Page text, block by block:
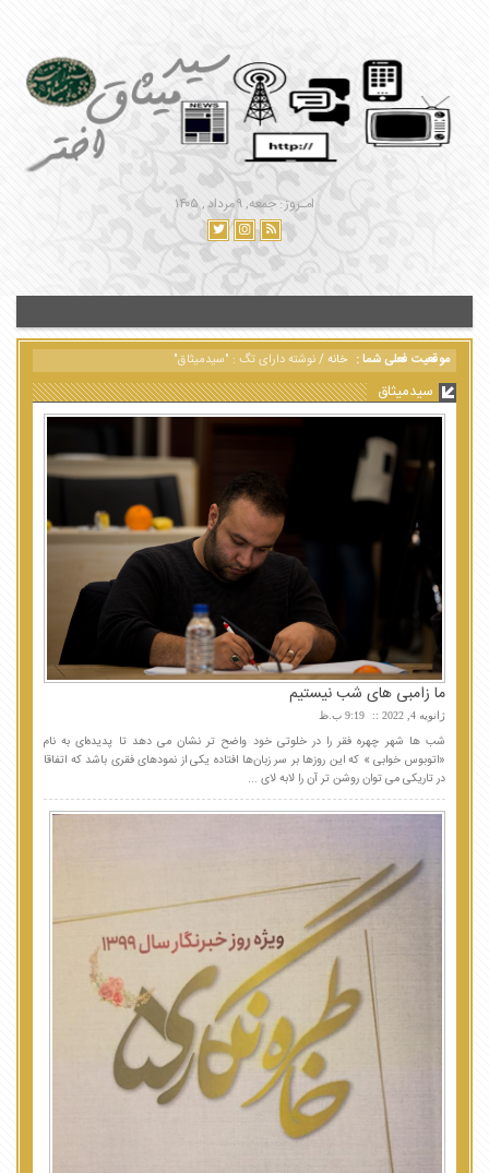
امـروز : جمعه, ۹ مرداد , ۱۴۰۵
موقعیت فعلی شما : خانه/نوشته دارای تگ : "سیدمیثاق"
سیدمیثاق
ما زامبی های شب نیستیم
ژانویه 4, 2022 9:19 ب.ظ
شب ها شهر چهره فقر را در خلوتی خود واضح تر نشان می دهد تا پدیده‌ای به نام
«اتوبوس خوابی » که این روزها بر سر زبان‌ها افتاده یکی از نمودهای فقری باشد که اتفاقا
در تاریکی می توان روشن تر آن را لابه لای ...